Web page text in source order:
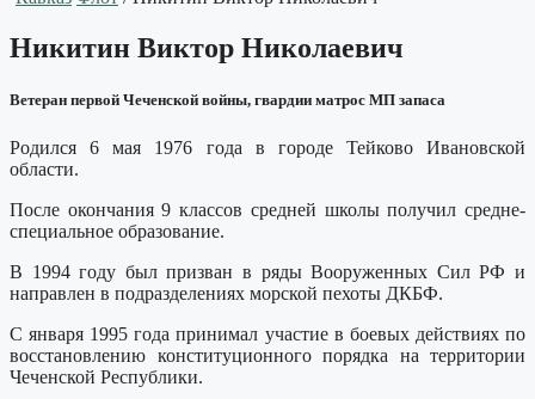
Никитин Виктор Николаевич
Ветеран первой Чеченской войны, гвардии матрос МП запаса
Родился 6 мая 1976 года в городе Тейково Ивановской
области.
После окончания 9 классов средней школы получил средне-
специальное образование.
В 1994 году был призван в ряды Вооруженных Сил РФ и
направлен в подразделениях морской пехоты ДКБФ.
С января 1995 года принимал участие в боевых действиях по
восстановлению конституционного порядка на территории
Чеченской Республики.